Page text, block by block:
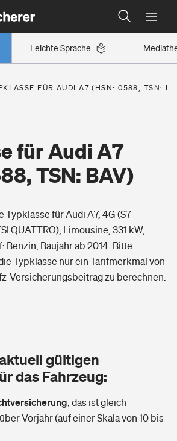
Leichte Sprache
Versicherer finden
ist Ihre Region eingestuft
Versicherer finden
Versicherer finden
FÜR AUDI A7 (HSN: 0588, TSN:
für Audi A7
TSN: BAV)
Typklasse für Audi A7, 4G (S7
QUATTRO), Limousine, 331 kW,
Benzin, Baujahr ab 2014. Bitte
Typklasse nur ein Tarifmerkmal von
Versicherungsbeitrag zu berechnen.
gültigen
das Fahrzeug:
das ist gleich
Vorjahr (auf einer Skala von 10 bis